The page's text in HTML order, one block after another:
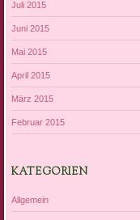
Juli 2015
Juni 2015
Mai 2015
April 2015
März 2015
Februar 2015
KATEGORIEN
Allgemein